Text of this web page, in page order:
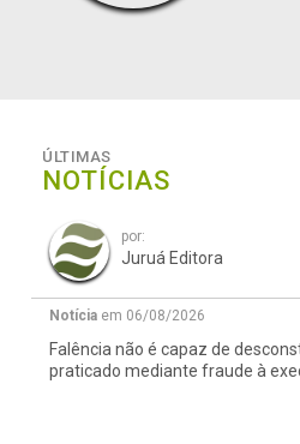
ÚLTIMAS
NOTÍCIAS
por:
Juruá Editora
Notícia em 06/08/2026
Falência não é capaz de
praticado mediante fraude à